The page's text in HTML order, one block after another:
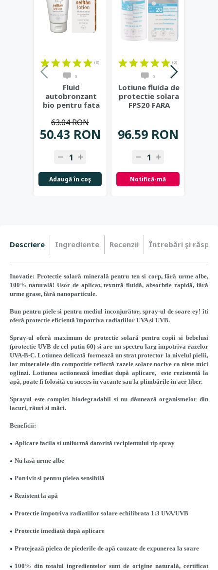
(8)
0
Fluid
autobronzant
bio pentru fata
si extract...
50.43 RON
63.04 RON
Adaugă în coş
(0)
0
Lotiune fluida de
protectie solara
FPS20 FARA
96.59 RON
Notifică-mă
Descriere Ingrediente Recenzii Întrebări şi
Inovatie: Protectie solară minerală pentru ten si corp, fără urme albe,
100% naturală! Usor de aplicat, textură fluidă, absorbtie rapidă, fără
urme grase, fără nanoparticule.
Bun pentru piele si pentru mediul înconjurător, spray-ul de soare ey! îti
oferă protectie eficientă împotriva radiatiilor UVA si UVB.
Spray-ul oferă maximum de protectie solară pentru copii si bebelusi
(protectie UVB de cel putin 60) si are un spectru larg împotriva razelor
UVA-B-C. Lotiunea delicată formează un strat protector la nivelul pielii,
iar mineralele din compozitie reflectă razele solare nocive ca niste mici
oglinzi. Lotiunea actionează imediat după aplicare, este rezistentă la
apă, poate fi folosită cu succes în vacante sau la plimbările în aer liber.
Sprayul este complet biodegradabil si nu dăunează organismelor din
lacuri, râuri si mări.
Beneficii:
Aplicare facila si uniformă datorită recipientului tip spray
Nu lasă urme albe
Potrivit si pentru pielea sensibilă
Rezistent la apă
Protectie împotriva radiatiilor solare echilibrata 1:3 UVA/UVB
Protectie imediată după aplicare
Protejează pielea de piederile de apă cauzate de expunerea la soare
100% din totalul ingredientelor sunt de origine naturală, certificat